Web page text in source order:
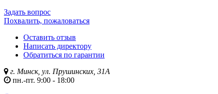
Задать вопрос
Похвалить, пожаловаться
Оставить отзыв
Написать директору
Обратиться по гарантии
г. Минск, ул. Прушинских, 31А
пн.-пт. 9:00 - 18:00